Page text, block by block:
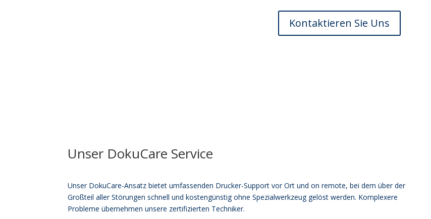
Kontaktieren Sie Uns
Unser DokuCare Service
Unser DokuCare-Ansatz bietet umfassenden Drucker-Support vor Ort und onremote, bei dem überder
Großteilaller Störungen schnell und kostengünstig ohne Spezialwerkzeug gelöst werden. Komplexere
Probleme übernehmen unsere zertifizierten Techniker.